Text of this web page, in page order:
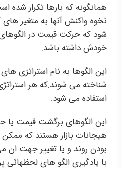
همانگونه که بارها تکرار شده
نخوه واکنش آنها به متغیر
شود که حرکت قیمت در
خودش داشته باشد.
این الگوها به نام استراتژی
شناخته می شوند.که هر
استفاده می شود.
این الگوهای برگشت قیمت یا
هیجانات بازار هستند که
بودن روند و یا تغییر جهت ان
با یادگیری الگو های لحظهائی